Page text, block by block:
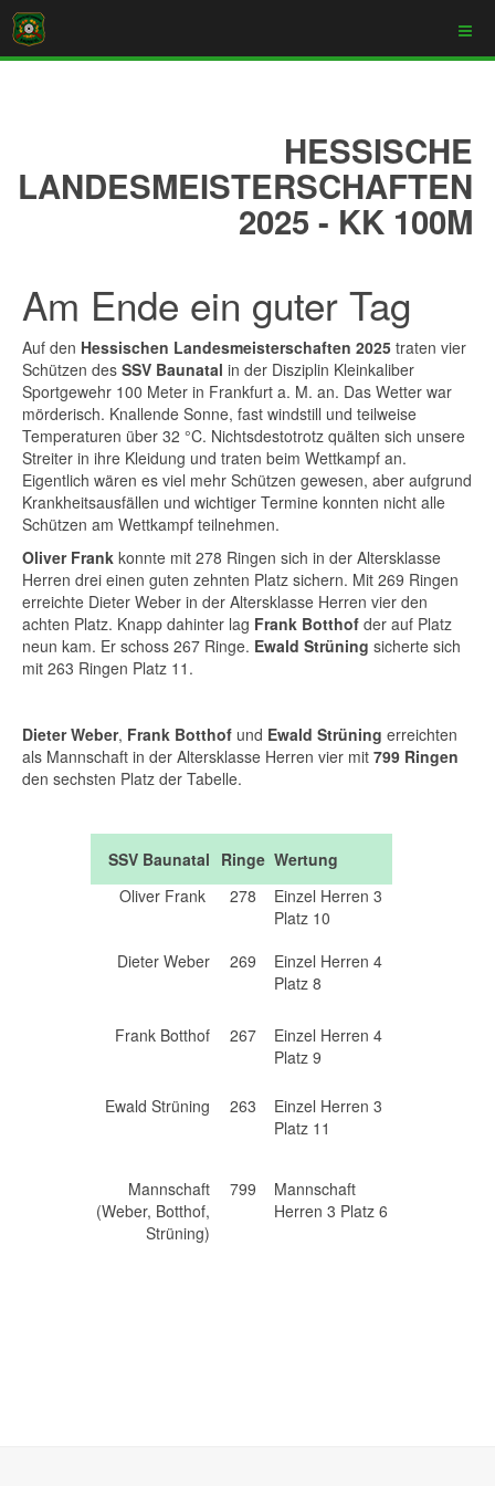
HESSISCHE
LANDESMEISTERSCHAFTEN
2025 - KK 100M
Am Ende ein guter Tag
Auf den Hessischen Landesmeisterschaften 2025 traten vier
Schützen des SSV Baunatal in der Disziplin Kleinkaliber
Sportgewehr 100 Meter in Frankfurt a. M. an. Das Wetter war
mörderisch. Knallende Sonne, fast windstill und teilweise
Temperaturen über 32 °C. Nichtsdestotrotz quälten sich unsere
Streiter in ihre Kleidung und traten beim Wettkampf an.
Eigentlich wären es viel mehr Schützen gewesen, aber aufgrund
Krankheitsausfällen und wichtiger Termine konnten nicht alle
Schützen am Wettkampf teilnehmen.
Oliver Frank konnte mit 278 Ringen sich in der Altersklasse
Herren drei einen guten zehnten Platz sichern. Mit 269 Ringen
erreichte Dieter Weber in der Altersklasse Herren vier den
achten Platz. Knapp dahinter lag Frank Botthof der auf Platz
neun kam. Er schoss 267 Ringe. Ewald Strüning sicherte sich
mit 263 Ringen Platz 11.
Dieter Weber, Frank Botthof und Ewald Strüning erreichten
als Mannschaft in der Altersklasse Herren vier mit 799 Ringen
den sechsten Platz der Tabelle.
SSV Baunatal Ringe Wertung
Oliver Frank
278
Einzel Herren 3
Platz 10
Dieter Weber
269
Einzel Herren 4
Platz 8
Frank Botthof 267
Einzel Herren 4
Platz 9
Ewald Strüning 263
Einzel Herren 3
Platz 11
Mannschaft
(Weber, Botthof,
Strüning)
799
Mannschaft
Herren 3 Platz 6